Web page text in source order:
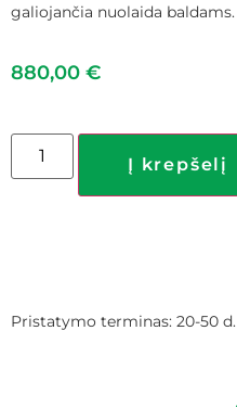
galiojančia nuolaida baldams.
880,00 €
Į krepšelį
Pristatymo terminas: 20-50 d.